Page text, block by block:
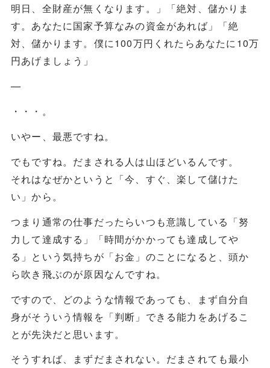
明日、全財産が無くなります。」「絶対、儲かりま
す。あなたに国家予算なみの資金があれば」「絶
対、儲かります。僕に100万円くれたらあなたに10万
円あげましょう」
—
・・・。
いやー、最悪ですね。
でもですね。だまされる人は山ほどいるんです。
それはなぜかというと「今、すぐ、楽して儲けた
い」から。
つまり通常の仕事だったらいつも意識している「努
力して達成する」「時間がかかっても達成してや
る」という気持ちが「お金」のことになると、頭か
ら吹き飛ぶのが原因なんですね。
ですので、どのような情報であっても、まず自分自
身がそういう情報を「判断」できる能力をあげるこ
とが先決だと思います。
そうすれば、まずだまされない。だまされても最小